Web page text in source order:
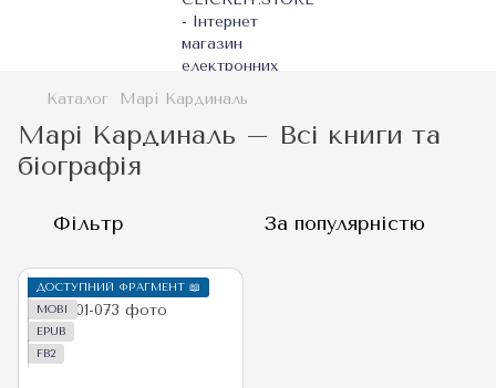
Каталог Марі Кардиналь
Марі Кардиналь – Всі книги та
біографія
Фільтр За популярністю
ДОСТУПНИЙ ФРАГМЕНТ 📖
MOBI
EPUB
FB2